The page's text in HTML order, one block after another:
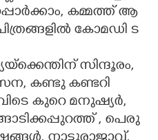
​ക​മ്മ​ത്ത് ​ആ​
​കോ​മ​ഡി​ ​ട​
​സി​ന്ദൂ​രം,​
​ക​ണ്ടു​ ​ക​ണ്ട​റി​
​കു​റെ​ ​മ​നു​ഷ്യ​ർ,​
,​ ​പെ​രു​